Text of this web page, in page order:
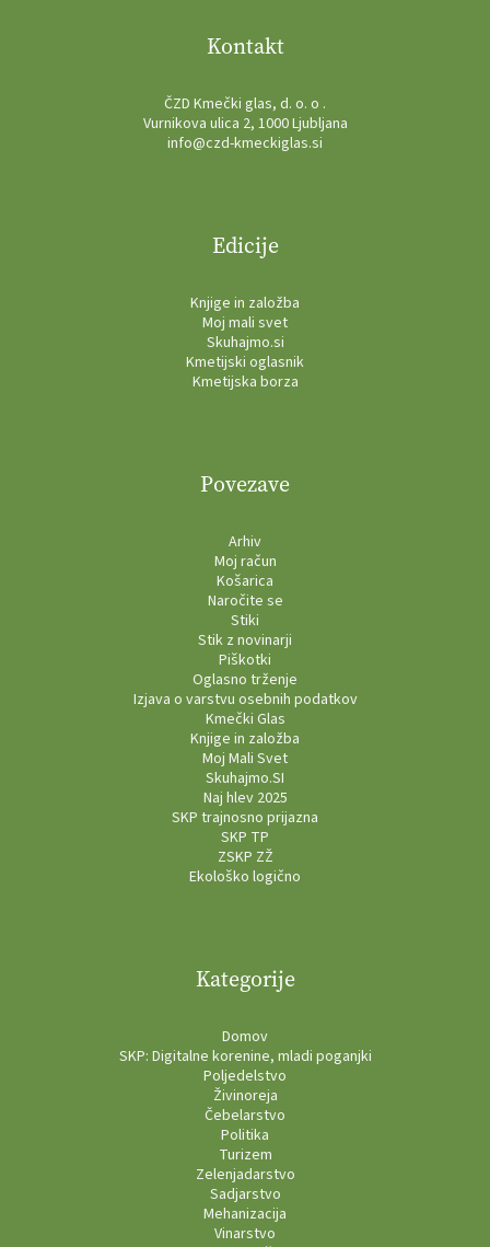
Kontakt
ČZD Kmečki glas, d. o. o .
Vurnikova ulica 2, 1000 Ljubljana
info@czd-kmeckiglas.si
Edicije
Knjige in založba
Moj mali svet
Skuhajmo.si
Kmetijski oglasnik
Kmetijska borza
Povezave
Arhiv
Moj račun
Košarica
Naročite se
Stiki
Stik z novinarji
Piškotki
Oglasno trženje
Izjava o varstvu osebnih podatkov
Kmečki Glas
Knjige in založba
Moj Mali Svet
Skuhajmo.SI
Naj hlev 2025
SKP trajnosno prijazna
SKP TP
ZSKP ZŽ
Ekološko logično
Kategorije
Domov
SKP: Digitalne korenine, mladi poganjki
Poljedelstvo
Živinoreja
Čebelarstvo
Politika
Turizem
Zelenjadarstvo
Sadjarstvo
Mehanizacija
Vinarstvo